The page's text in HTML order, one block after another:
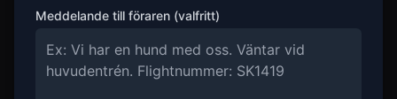
Meddelande till föraren (valfritt)